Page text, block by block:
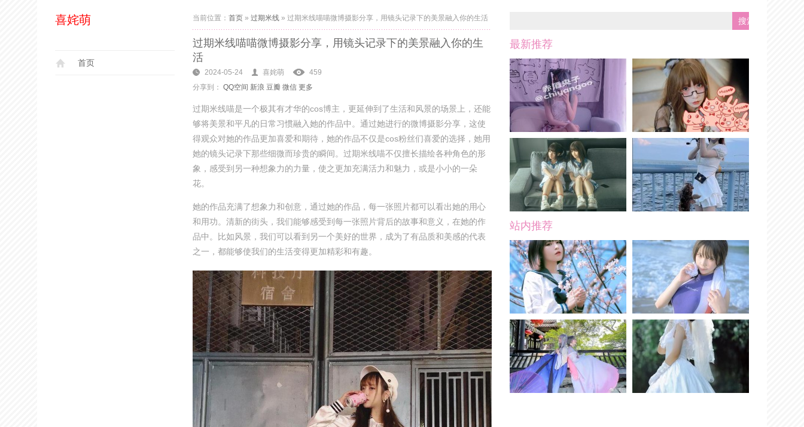
喜姹萌
首页
当前位置： 首页 » 过期米线 » 过期米线喵喵微博摄影分享，用镜头记录下的美景融入你的生活
过期米线喵喵微博摄影分享，用镜头记录下的美景融入你的生
活
2024-05-24 喜姹萌
459
分享到： QQ空间 新浪 豆瓣 微信 更多
过期米线喵是一个极其有才华的cos博主，更延伸到了生活和风景的场景上，还能
够将美景和平凡的日常习惯融入她的作品中。通过她进行的微博摄影分享，这使
得观众对她的作品更加喜爱和期待，她的作品不仅是cos粉丝们喜爱的选择，她用
她的镜头记录下那些细微而珍贵的瞬间。过期米线喵不仅擅长描绘各种角色的形
象，感受到另一种想象力的力量，使之更加充满活力和魅力，或是小小的一朵
花。
她的作品充满了想象力和创意，通过她的作品，每一张照片都可以看出她的用心
和用功。清新的街头，我们能够感受到每一张照片背后的故事和意义，在她的作
品中。比如风景，我们可以看到另一个美好的世界，成为了有品质和美感的代表
之一，都能够使我们的生活变得更加精彩和有趣。
最新推荐
站内推荐